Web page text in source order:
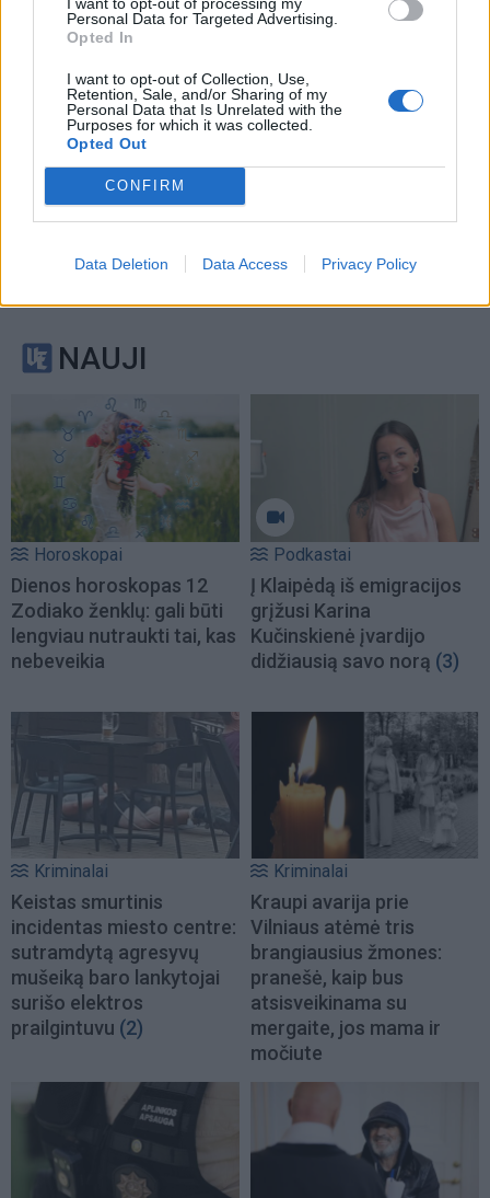
Personal Data for Targeted Advertising.
Opted In
I want to opt-out of Collection, Use,
Retention, Sale, and/or Sharing of my
Personal Data that Is Unrelated with the
Purposes for which it was collected.
Opted Out
CONFIRM
Data Deletion Data Access Privacy Policy
NAUJI
Horoskopai
Dienos horoskopas 12
Zodiako ženklų: gali būti
lengviau nutraukti tai, kas
nebeveikia
Podkastai
Į Klaipėdą iš emigracijos
grįžusi Karina
Kučinskienė įvardijo
didžiausią savo norą (3)
Kriminalai
Keistas smurtinis
incidentas miesto centre:
sutramdytą agresyvų
mušeiką baro lankytojai
surišo elektros
prailgintuvu (2)
Kriminalai
Kraupi avarija prie
Vilniaus atėmė tris
brangiausius žmones:
pranešė, kaip bus
atsisveikinama su
mergaite, jos mama ir
močiute